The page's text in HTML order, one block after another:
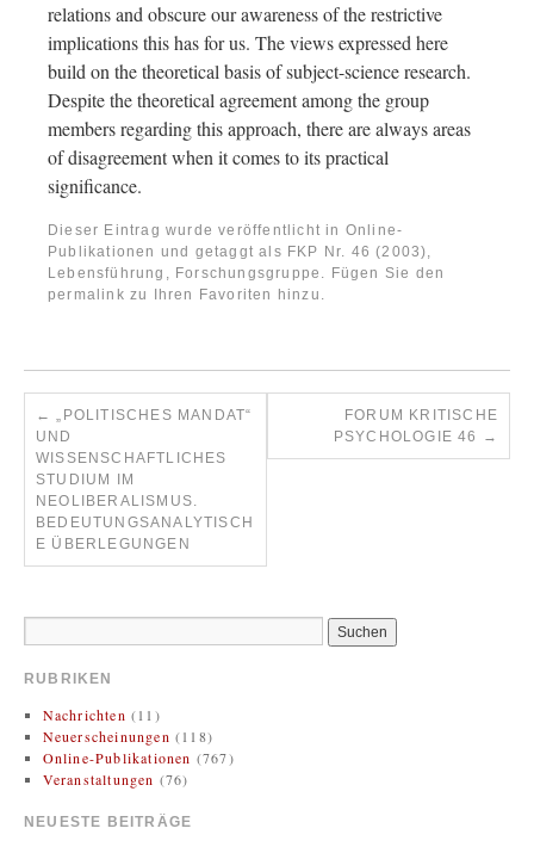
relations and obscure our awareness of the restrictive
implications this has for us. The views expressed here
build on the theoretical basis of subject-science research.
Despite the theoretical agreement among the group
members regarding this approach, there are always areas
of disagreement when it comes to its practical
significance.
Dieser Eintrag wurde veröffentlicht in Online-
Publikationen und getaggt als FKP Nr. 46 (2003),
Lebensführung, Forschungsgruppe . Fügen Sie den
permalink zu Ihren Favoriten hinzu.
← „POLITISCHES MANDAT“
UND
WISSENSCHAFTLICHES
STUDIUM IM
NEOLIBERALISMUS.
BEDEUTUNGSANALYTISCH
E ÜBERLEGUNGEN
FORUM KRITISCHE
PSYCHOLOGIE 46
→
RUBRIKEN
Nachrichten (11)
Neuerscheinungen (118)
Online-Publikationen (767)
Veranstaltungen (76)
NEUESTE BEITRÄGE